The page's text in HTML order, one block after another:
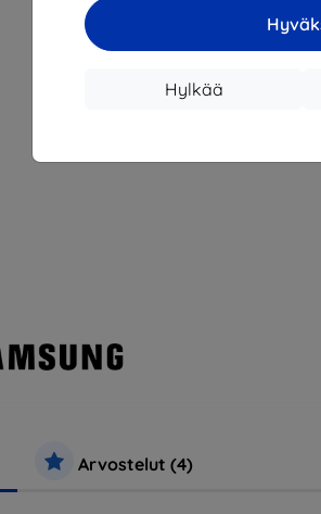
Hylkää
Arvostelut (4)